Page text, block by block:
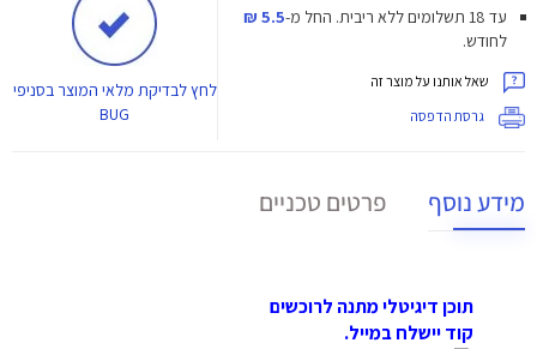
עד 18 תשלומים ללא ריבית. החל מ-5.5 ₪
לחודש.
שאל אותנו על מוצר זה
גרסת הדפסה
לחץלבדיקת מלאי המוצר בסניפי
BUG
מידע נוסף פרטים טכניים
תוכן דיגיטלי מתנה לרוכשים
קוד יישלח במייל.